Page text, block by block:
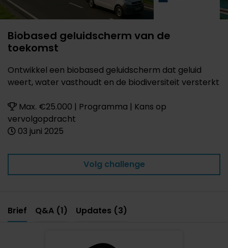
Biobased geluidscherm van de
toekomst
Ontwikkel een biobased geluidscherm dat geluid
weert, water vasthoudt en de biodiversiteit versterkt
Max. €25.000 | Programma | Kans op
vervolgopdracht
03 juni 2025
Volg challenge
Brief Q&A (1) Updates (3)